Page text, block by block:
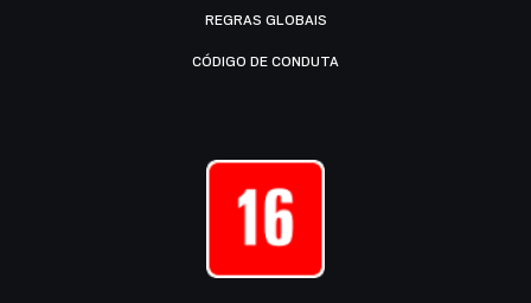
REGRAS GLOBAIS
CÓDIGO DE CONDUTA